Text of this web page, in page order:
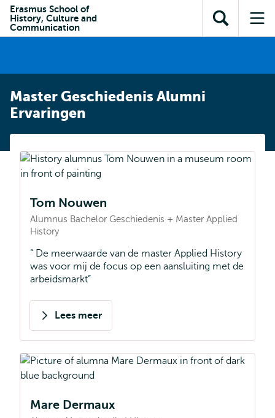
inhoud
Direct naar
subnavigatie
Erasmus School of
History, Culture and
Communication
Toon
zoekveld
Master Geschiedenis Alumni
Ervaringen
Tom Nouwen
Alumnus Bachelor Geschiedenis + Master Applied
History
De meerwaarde van de master Applied History
was voor mij de focus op een aansluiting met de
arbeidsmarkt
Lees meer
over
Nouwen
Mare Dermaux